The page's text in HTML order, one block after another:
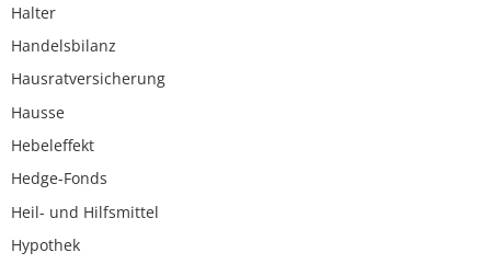
Halter
Handelsbilanz
Hausratversicherung
Hausse
Hebeleffekt
Hedge-Fonds
Heil- und Hilfsmittel
Hypothek